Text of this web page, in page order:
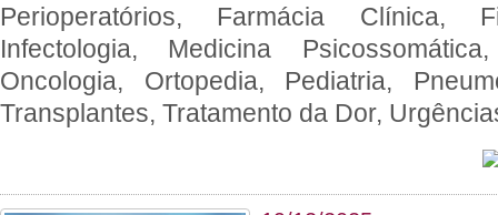
Perioperatórios, Farmácia Clínica,
Infectologia, Medicina
Oncologia, Ortopedia, Pediatria,
Transplantes, Tratamento da Dor,